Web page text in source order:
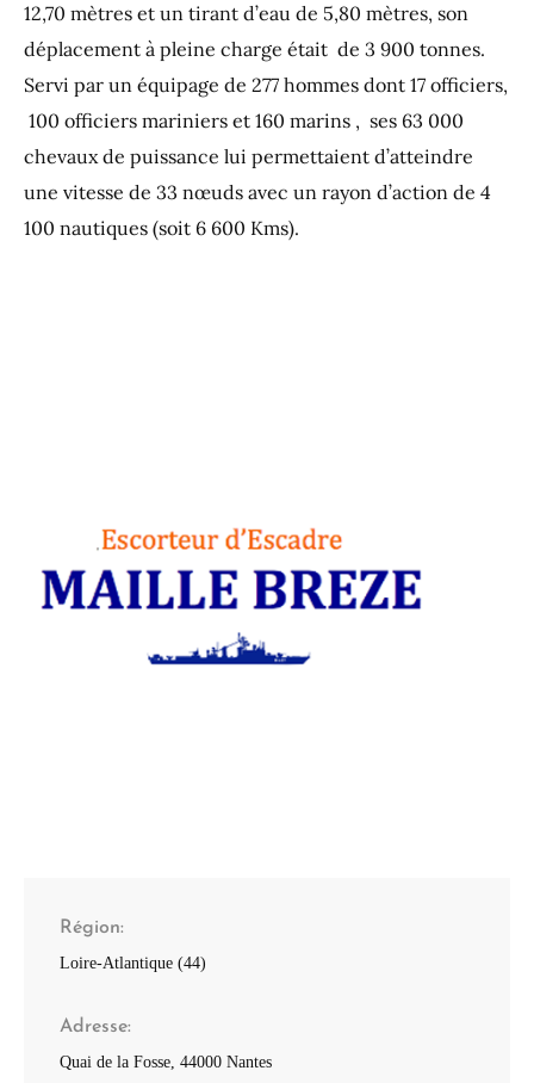
12,70 mètres et un tirant d’eau de 5,80 mètres, son
déplacement à pleine charge était de 3 900 tonnes.
Servi par un équipage de 277 hommes dont 17 officiers,
100 officiers mariniers et 160 marins , ses 63 000
chevaux de puissance lui permettaient d’atteindre
une vitesse de 33 nœuds avec un rayon d’action de 4
100 nautiques (soit 6 600 Kms).
Région
Loire-Atlantique (44)
Adresse
Quai de la Fosse, 44000 Nantes